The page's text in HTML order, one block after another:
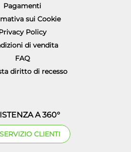
Pagamenti
sui Cookie
Policy
di vendita
FAQ
diritto di recesso
A 360°
SERVIZIO CLIENTI